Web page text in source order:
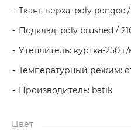
Ткань верха: poly
Подклад: poly brushed /
Утеплитель: куртка-250
Температурный режим:
Производитель: batik
Цвет